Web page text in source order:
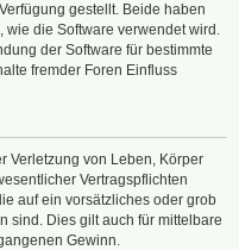
gestellt. Beide haben
wie die Software verwendet wird.
der Software für bestimmte
fremder Foren Einfluss
Verletzung von Leben, Körper
Vertragspflichten
auf ein vorsätzliches oder grob
sind. Dies gilt auch für mittelbare
Gewinn.